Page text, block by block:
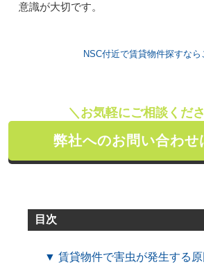
意識が大切です。
NSC付近で賃貸物件探すなら
＼お気軽にご相談くだ
弊社へのお問い合わせ
目次
▼ 賃貸物件で害虫が発生する